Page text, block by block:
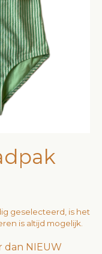
geselecteerd, is het
is altijd mogelijk.
dan NIEUW